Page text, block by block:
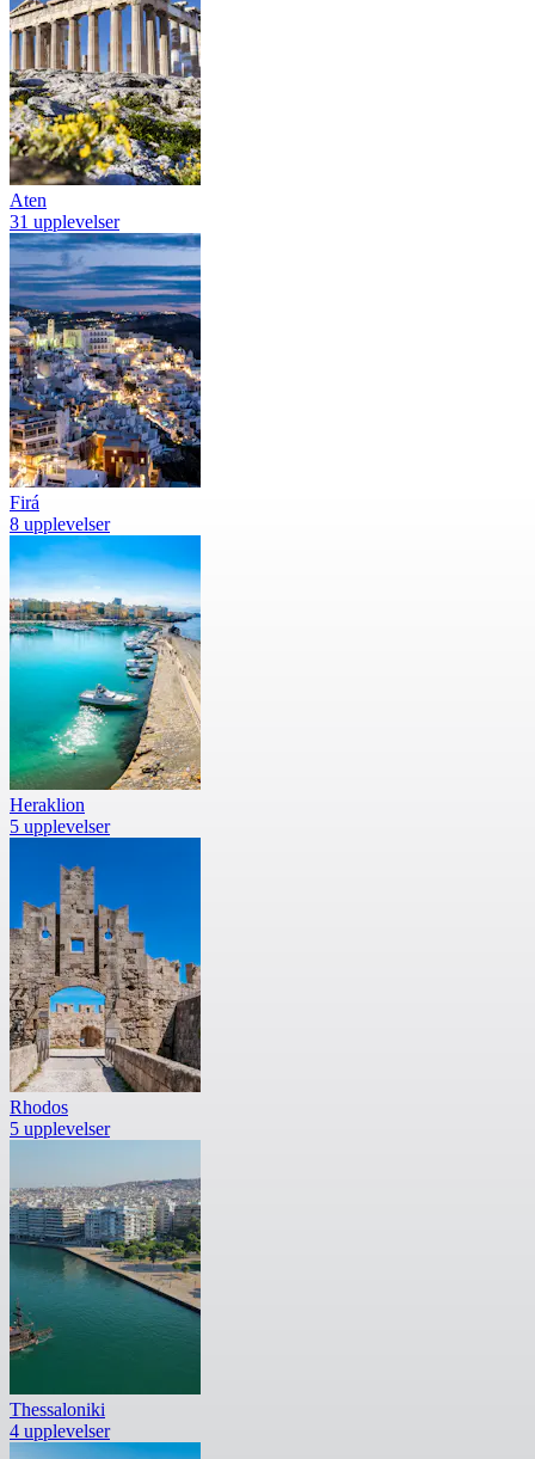
Aten
31 upplevelser
Firá
8 upplevelser
Heraklion
5 upplevelser
Rhodos
5 upplevelser
Thessaloniki
4 upplevelser